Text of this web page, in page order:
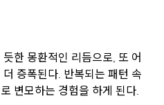
한 몽환적인 리듬으로, 또 어
증폭된다. 반복되는 패턴 속
변모하는 경험을 하게 된다.